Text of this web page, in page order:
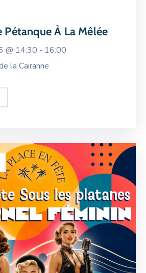
Pétanque À La Mêlée
@ 14:30 - 16:00
la Cairanne